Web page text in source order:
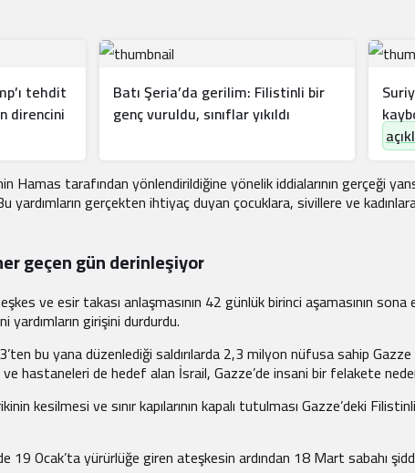
tehdit
direncini
Batı Şeria’da gerilim: Filistinli bir
genç vuruldu, sınıflar yıkıldı
Hamas tarafından yönlendirildiğine yönelik iddialarının gerçeği
yardımların gerçekten ihtiyaç duyan çocuklara, sivillere ve
geçen gün derinleşiyor
ve esir takası anlaşmasının 42 günlük birinci aşamasının
yardımların girişini durdurdu.
bu yana düzenlediği saldırılarda 2,3 milyon nüfusa sahip Gazze
ve hastaneleri de hedef alan İsrail, Gazze’de insani bir felakete
kesilmesi ve sınır kapılarının kapalı tutulması Gazze’deki
19 Ocak’ta yürürlüğe giren ateşkesin ardından 18 Mart sabahı